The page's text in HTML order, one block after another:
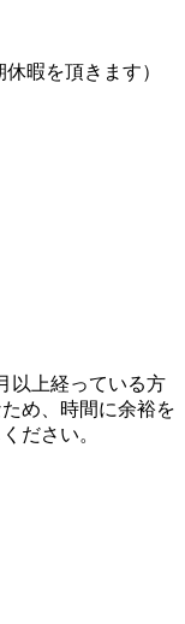
暇を頂きます）
以上経っている方
め、時間に余裕を
ださい。